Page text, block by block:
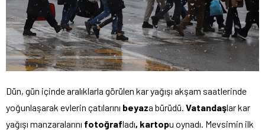
Dün, gün içinde aralıklarla görülen kar yağışı akşam saatlerinde
yoğunlaşarak evlerin çatılarını beyaza bürüdü. Vatandaşlar kar
yağışı manzaralarını fotoğrafladı, kartopu oynadı. Mevsimin ilk